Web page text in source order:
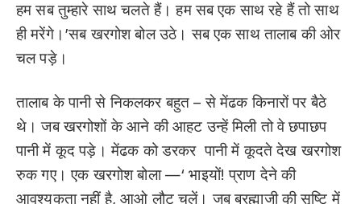
हम सब तुम्हारे साथ चलते हैं। हम सब एक साथ रहे हैं तो साथ
ही मरेंगे।’सब खरगोश बोल उठे। सब एक साथ तालाब की ओर
चल पड़े।
तालाब के पानी से निकलकर बहुत – से मेंढक किनारों पर बैठे
थे। जब खरगोशों के आने की आहट उन्हें मिली तो वे छपाछप
पानी में कूद पड़े। मेंढक को डरकर पानी में कूदते देख खरगोश
रुक गए। एक खरगोश बोला —‘ भाइयों! प्राण देने की
आवश्यकता नहीं है, आओ लौट चलें। जब ब्रह्माजी की सृष्टि में